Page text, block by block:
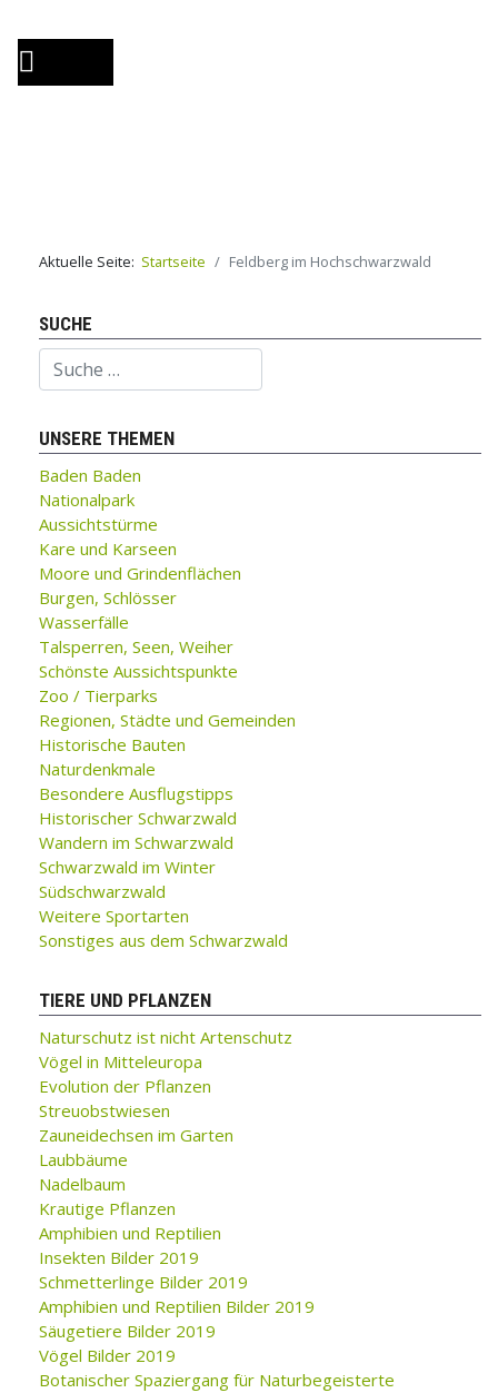
Aktuelle Seite: Startseite Feldberg im Hochschwarzwald
SUCHE
Suchen
UNSERE THEMEN
Baden Baden
Nationalpark
Aussichtstürme
Kare und Karseen
Moore und Grindenflächen
Burgen, Schlösser
Wasserfälle
Talsperren, Seen, Weiher
Schönste Aussichtspunkte
Zoo / Tierparks
Regionen, Städte und Gemeinden
Historische Bauten
Naturdenkmale
Besondere Ausflugstipps
Historischer Schwarzwald
Wandern im Schwarzwald
Schwarzwald im Winter
Südschwarzwald
Weitere Sportarten
Sonstiges aus dem Schwarzwald
TIERE UND PFLANZEN
Naturschutz ist nicht Artenschutz
Vögel in Mitteleuropa
Evolution der Pflanzen
Streuobstwiesen
Zauneidechsen im Garten
Laubbäume
Nadelbaum
Krautige Pflanzen
Amphibien und Reptilien
Insekten Bilder 2019
Schmetterlinge Bilder 2019
Amphibien und Reptilien Bilder 2019
Säugetiere Bilder 2019
Vögel Bilder 2019
Botanischer Spaziergang für Naturbegeisterte